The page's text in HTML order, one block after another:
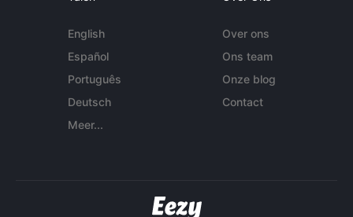
English
Español
Português
Deutsch
Meer...
Over ons
Ons team
Onze blog
Contact